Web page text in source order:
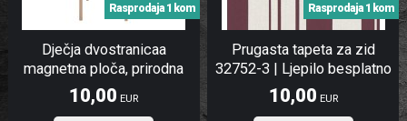
Dječja dvostranicaa
magnetna ploča, prirodna
Rasprodaja 1 kom
10,00 EUR
Prugasta tapeta za zid
32752-3 | Ljepilo besplatno
Rasprodaja 1 kom
10,00 EUR